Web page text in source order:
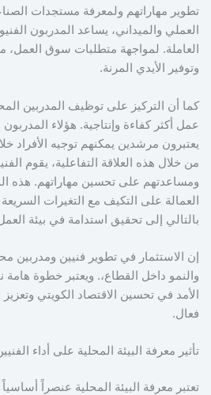
تطوير مهاراتهم ولمعرفة مستجدات
العملي والميداني، يساعد المدربون
العاملة. لمواجهة متطلبات سوق
وتوفير الأيدي المرنة.
كما أن التركيز على توظيف المدربين
عمل أكثر كفاءة وإنتاجية. هؤلاء
يعتبرون مرشدين يمكنهم توجيه الأفراد
من خلال هذه العلاقة التفاعلية، يقوم
ومساعدتهم على تحسين مهاراتهم. هذه
العمالة على التكيف مع التغيرات
بالتالي إلى تحقيق استدامة في بيئة
إن الاستثمار في تطوير فنيين ومدربين
والنمو داخل القطاع،. ويعتبر خطوة هامة
الأمد في تحسين الاقتصاد الكويتي
فعال.
تأثير معرفة البيئة المحلية على أداء
تعتبر معرفة البيئة المحلية عنصراً